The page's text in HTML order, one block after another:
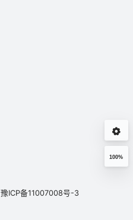
100%
豫ICP备11007008号-3